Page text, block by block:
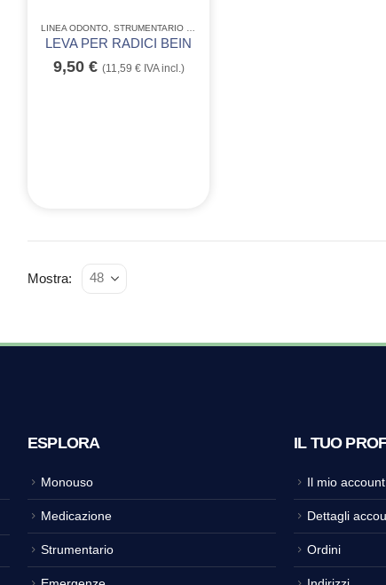
LINEA ODONTO STRUMENTARIO CHIRURGICO E ACCESSORI
LEVA PER RADICI BEIN
9,50 € (11,59 €IVA incl.)
Mostra:
ESPLORA
Monouso
Medicazione
Strumentario
IL TUO
Il mio account
Dettagli
Ordini